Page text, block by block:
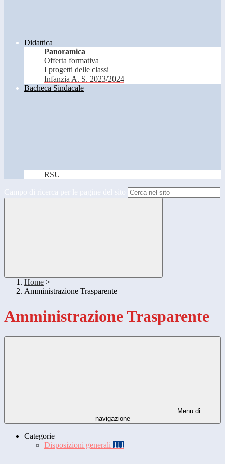
Didattica
Panoramica
Offerta formativa
I progetti delle classi
Infanzia A. S. 2023/2024
Bacheca Sindacale
RSU
Campo di ricerca per le pagine del sito
Home >
Amministrazione Trasparente
Amministrazione Trasparente
Menu di
navigazione
Categorie
Disposizioni generali 111